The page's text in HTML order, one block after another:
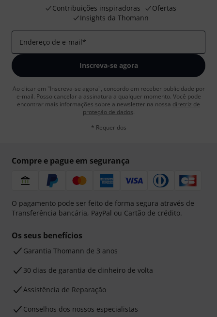
Contribuições inspiradoras
Ofertas
Insights da Thomann
Endereço de e-mail*
Inscreva-se agora
Ao clicar em "Inscreva-se agora", concordo em receber publicidade por
e-mail. Posso cancelar a assinatura a qualquer momento. Você pode
encontrar mais informações sobre a newsletter na nossa diretriz de
proteção de dados.
* Requeridos
Compre e pague em segurança
O pagamento pode ser feito de forma segura através de
Transferência bancária, PayPal ou Cartão de crédito.
Os seus benefícios
Garantia Thomann de 3 anos
30 dias de garantia de dinheiro de volta
Assistência de Reparação
Conselhos dos nossos especialistas